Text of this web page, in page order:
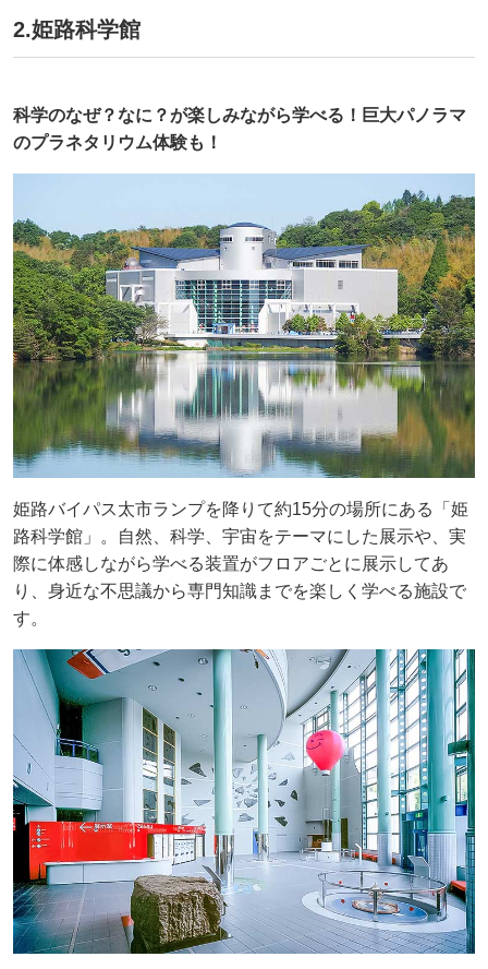
2.姫路科学館
科学のなぜ？なに？が楽しみながら学べる！巨大パノラマ
のプラネタリウム体験も！
姫路バイパス太市ランプを降りて約15分の場所にある「姫
路科学館」。自然、科学、宇宙をテーマにした展示や、実
際に体感しながら学べる装置がフロアごとに展示してあ
り、身近な不思議から専門知識までを楽しく学べる施設で
す。